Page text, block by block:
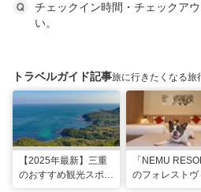
チェックイン時間・チェックア
い。
トラベルガイド記事旅に行きたくなる旅
【2025年最新】三重
のおすすめ観光スポッ
「NEMU
のフォレストヴ